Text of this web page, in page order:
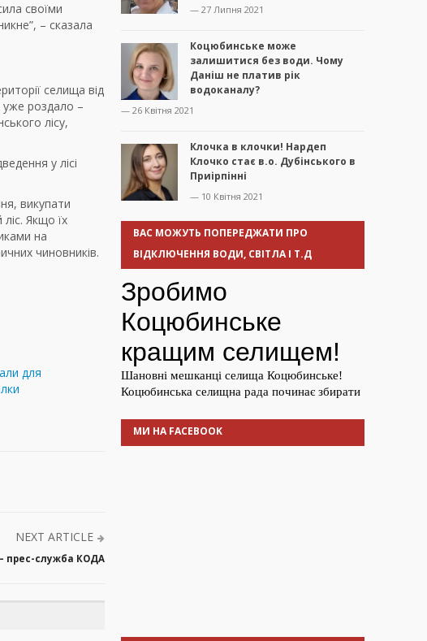
своїми
– сказала
селища від
уже роздало –
лісу,
у лісі
викупати
Якщо їх
на
чиновників.
для
NEXT ARTICLE
прес-служба КОДА
— 27 Липня 2021
Коцюбинське може
залишитися без води. Чому
Даніш не платив рік
водоканалу?
— 26 Квітня 2021
Клочка в клочки! Нардеп
Клочко стає в.о. Дубінського в
Приірпінні
— 10 Квітня 2021
ВАС МОЖУТЬ ПОПЕРЕДЖАТИ ПРО
ВІДКЛЮЧЕННЯ ВОДИ, СВІТЛА І Т.Д
МИ НА FACEBOOK